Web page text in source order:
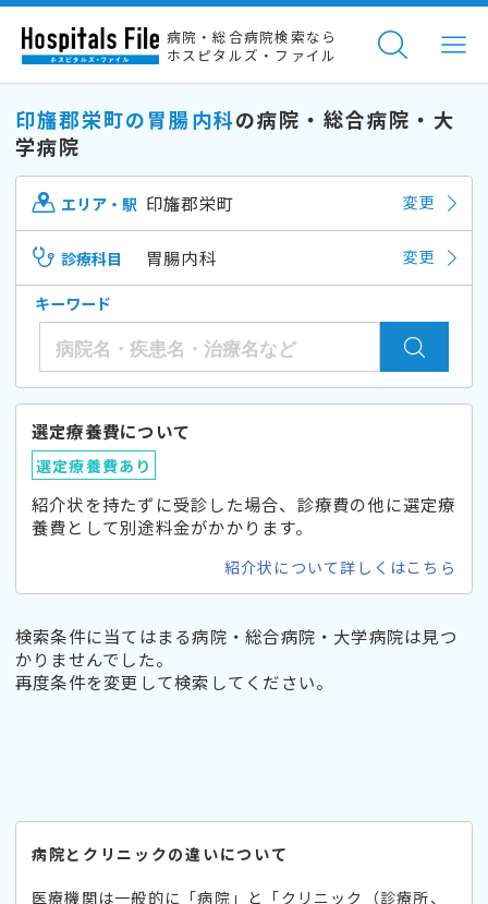
病院・総合病院検索なら
ホスピタルズ・ファイル
印旛郡栄町の胃腸内科の病院・総合病院・大
学病院
エリア・駅 印旛郡栄町 変更
診療科目 胃腸内科 変更
キーワード
選定療養費について
選定療養費あり
紹介状を持たずに受診した場合、診療費の他に選定療
養費として別途料金がかかります。
紹介状について詳しくはこちら
検索条件に当てはまる病院・総合病院・大学病院は見つ
かりませんでした。
再度条件を変更して検索してください。
病院とクリニックの違いについて
医療機関は一般的に「病院」と「クリニック（診療所、